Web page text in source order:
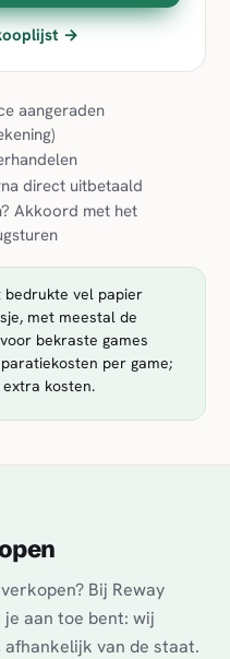
→
aangeraden
direct uitbetaald
Akkoord met het
bedrukte vel papier
met meestal de
voor bekraste games
per game;
kosten.
Bij Reway
aan toe bent: wij
afhankelijk van de staat.